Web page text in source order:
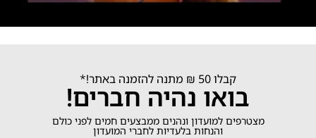
קבלו 50 ₪ מתנה להזמנה באתר!*
בואו נהיה חברים!
מצטרפים למועדון ונהנים ממבצעים חמים לפני כולם
והנחות בלעדיות לחברי המועדון